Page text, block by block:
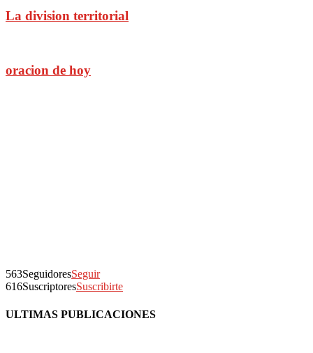
La division territorial
oracion de hoy
563SeguidoresSeguir
616SuscriptoresSuscribirte
ULTIMAS PUBLICACIONES